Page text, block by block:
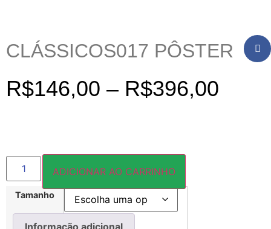
CLÁSSICOS017 PÔSTER
R$146,00 – R$396,00
Tamanho
ADICIONAR AO CARRINHO
Informação adicional